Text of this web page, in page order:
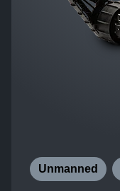
Unmanned